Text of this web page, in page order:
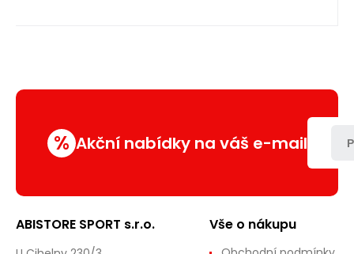
% Akční nabídky na váš e-mail
ABISTORE SPORT s.r.o. Vše o nákupu